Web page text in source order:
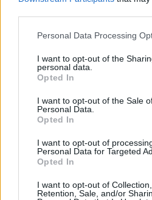
Personal Data Processing
I want to opt-out of the
personal data.
Opted In
I want to opt-out of the Sale
Personal Data.
Opted In
I want to opt-out of
Personal Data for Targeted
Opted In
I want to opt-out of Collection,
Retention, Sale, and/or
18η συνεχόμενη χρονιά για τον ΟΤΕ
FTSE4Good
Alpha Bank: Για πρώτη φορά το